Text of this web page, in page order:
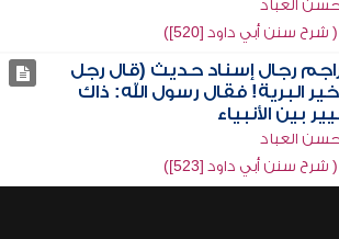
العباد
سنن أبي داود [520])
رجال إسناد حديث (قال رجل
البرية! فقال رسول الله: ذاك
بين الأنبياء
العباد
سنن أبي داود [523])